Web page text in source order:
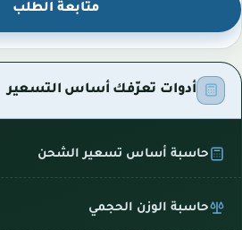
متابعة الطلب
أدوات تعرّفك أساس التسعير
حاسبة أساس تسعير الشحن
حاسبة الوزن الحجمي